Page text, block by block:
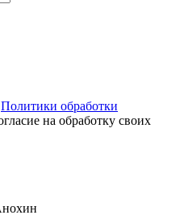
Политики обработки
на обработку своих